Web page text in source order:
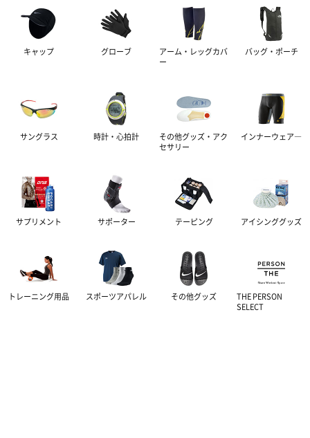
補給食
その他サプリメント
グッズ・アクセサリー
腰用サポーター
足首用サポーター
その他サポーター
伸縮テープ
その他テーピンググッズ
トレーニング用品
半袖シャツ
ハーフパンツ
ソックス
トレーニングジャージ
スウェット
その他グッズ
バッグ
インソール
シューレース
タオル
ウエイトトレーニング
自体重トレーニング
バランストレーニング
有酸素トレーニング
キャップ グローブ
アーム・レッグカバ
ー
バッグ・ポーチ
サングラス 時計・心拍計
その他グッズ・アク
セサリー
インナーウェア―
サプリメント サポーター テーピング アイシンググッズ
トレーニング用品 スポーツアパレル その他グッズ
THE PERSON
SELECT